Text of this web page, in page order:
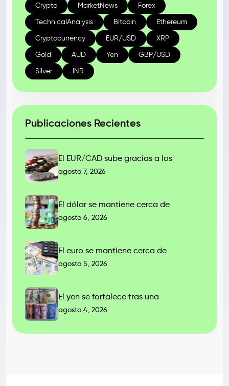
Crypto MarketNews Forex
TechnicalAnalysis Bitcoin Ethereum
Cryptocurrency EUR/USD XRP
Gold AUD Yen GBP/USD
Silver INR
Publicaciones Recientes
El EUR/CAD sube gracias a los
agosto 7, 2026
El dólar se mantiene cerca de
agosto 6, 2026
El euro se mantiene cerca de
agosto 5, 2026
El yen se fortalece tras una
agosto 4, 2026